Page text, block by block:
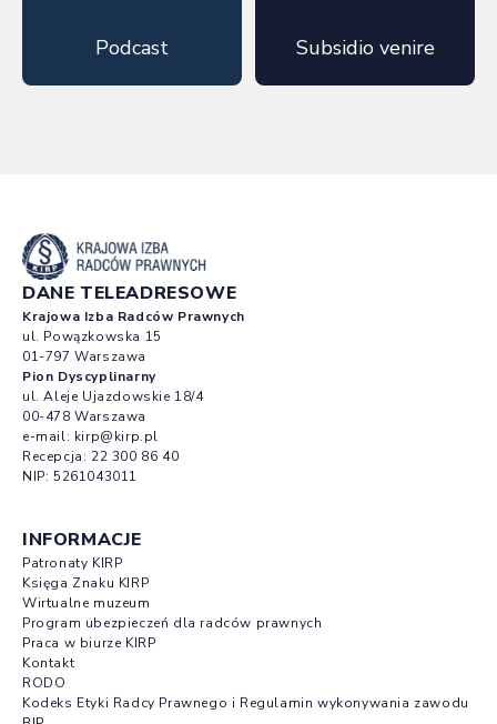
Podcast Subsidio venire
DANE TELEADRESOWE
Krajowa Izba Radców Prawnych
ul. Powązkowska 15
01-797 Warszawa
Pion Dyscyplinarny
ul. Aleje Ujazdowskie 18/4
00-478 Warszawa
e-mail: kirp@kirp.pl
Recepcja: 22 300 86 40
NIP: 5261043011
INFORMACJE
Patronaty KIRP
Księga Znaku KIRP
Wirtualne muzeum
Program ubezpieczeń dla radców prawnych
Praca w biurze KIRP
Kontakt
RODO
Kodeks Etyki Radcy Prawnego i Regulamin wykonywania zawodu